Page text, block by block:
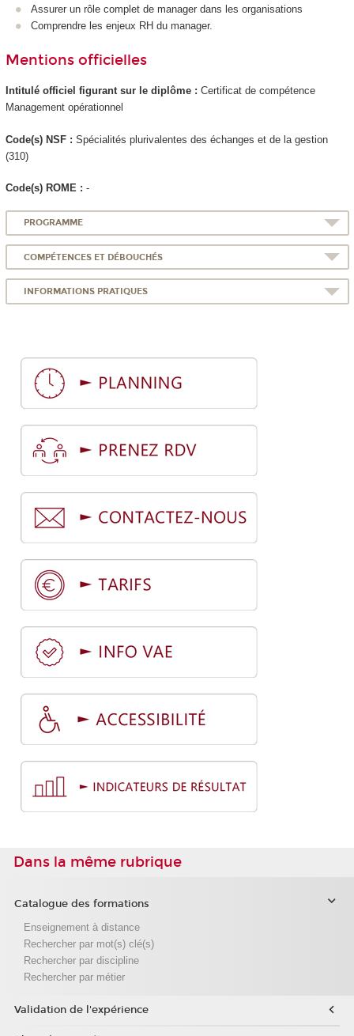
Assurer un rôle complet de manager dans les organisations
Comprendre les enjeux RH du manager.
Mentions officielles
Intitulé officiel figurant sur le diplôme : Certificat de compétence
Management opérationnel
Code(s) NSF : Spécialités plurivalentes des échanges et de la gestion
(310)
Code(s) ROME : -
PROGRAMME
COMPÉTENCES ET DÉBOUCHÉS
INFORMATIONS PRATIQUES
Dans la même rubrique
Catalogue des formations
Enseignement à distance
Rechercher par mot(s) clé(s)
Rechercher par discipline
Rechercher par métier
Validation de l'expérience